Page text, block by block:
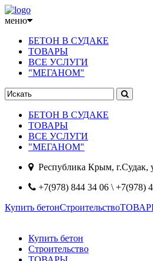
меню
БЕТОН В СУДАКЕ
ТОВАРЫ
ВСЕ УСЛУГИ
"МЕГАНОМ"
БЕТОН В СУДАКЕ
ТОВАРЫ
ВСЕ УСЛУГИ
"МЕГАНОМ"
Республика Крым, г.Судак,
+7(978) 844 34 06 \ +7(978)
Купить бетонСтроительство
Купить бетон
Строительство